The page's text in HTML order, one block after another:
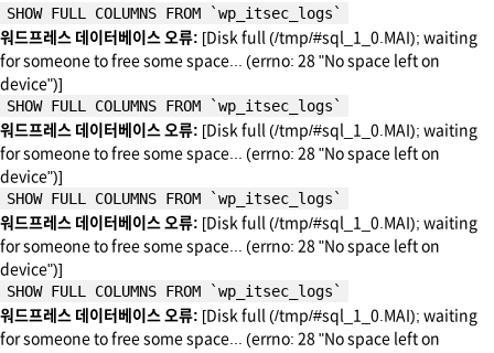
SHOW FULL COLUMNS FROM `wp_itsec_logs`
워드프레스 데이터베이스 오류: [Disk full (/tmp/#sql_1_0.MAI); waiting
for someone to free some space... (errno: 28 "No space left on
device")]
SHOW FULL COLUMNS FROM `wp_itsec_logs`
워드프레스 데이터베이스 오류: [Disk full (/tmp/#sql_1_0.MAI); waiting
for someone to free some space... (errno: 28 "No space left on
device")]
SHOW FULL COLUMNS FROM `wp_itsec_logs`
워드프레스 데이터베이스 오류: [Disk full (/tmp/#sql_1_0.MAI); waiting
for someone to free some space... (errno: 28 "No space left on
device")]
SHOW FULL COLUMNS FROM `wp_itsec_logs`
워드프레스 데이터베이스 오류: [Disk full (/tmp/#sql_1_0.MAI); waiting
for someone to free some space... (errno: 28 "No space left on